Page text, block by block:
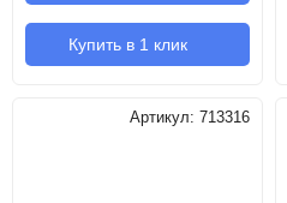
Купить в 1 клик
Артикул: 713316